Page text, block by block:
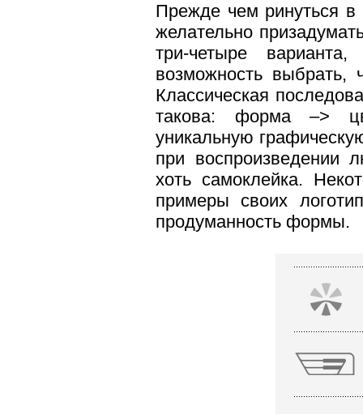
Прежде чем ринуться в
желательно
три-четыре
возможность выбрать,
Классическая
такова: форма–>
уникальную
при воспроизведении
хоть самоклейка.
примеры своих
продуманность формы.